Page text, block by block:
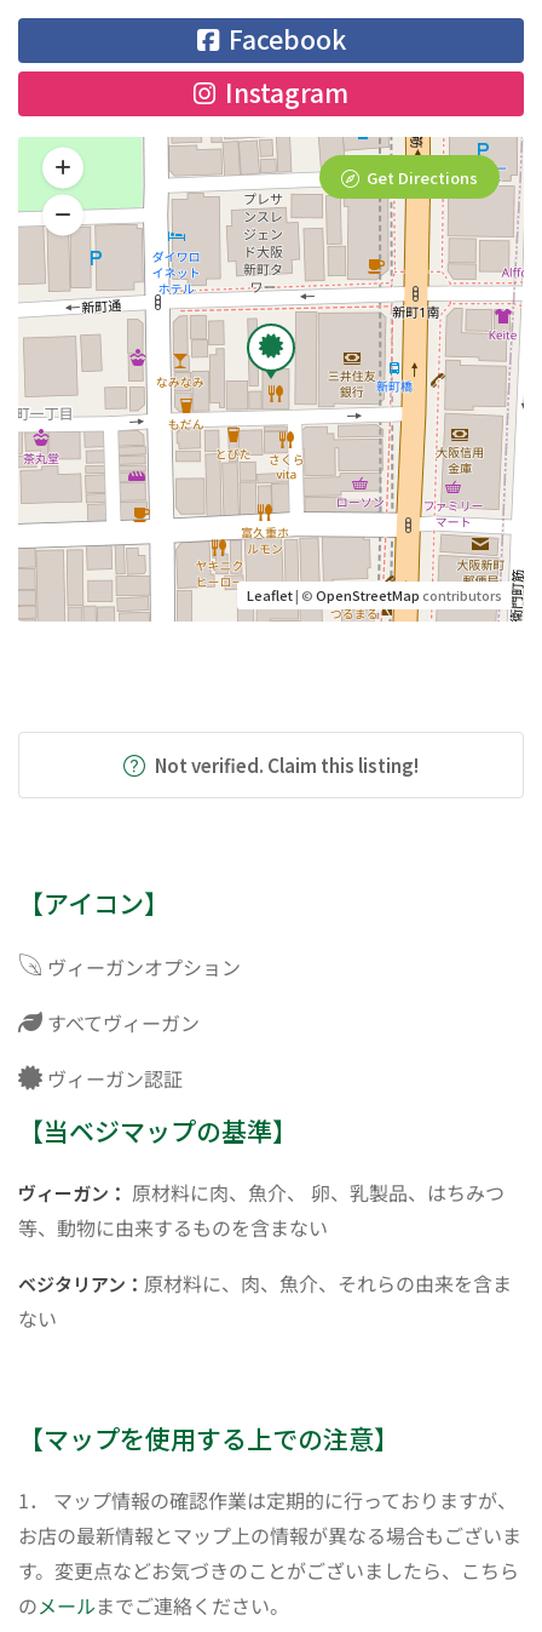
Facebook
Instagram
Leaflet| ©OpenStreetMapcontributors
Get Directions
Not verified. Claim this listing!
【アイコン】
ヴィーガンオプション
すべてヴィーガン
ヴィーガン認証
【当ベジマップの基準】
ヴィーガン： 原材料に肉、魚介、 卵、乳製品、はちみつ
等、動物に由来するものを含まない
ベジタリアン： 原材料に、肉、魚介、それらの由来を含ま
ない
【マップを使用する上での注意】
1． マップ情報の確認作業は定期的に行っておりますが、
お店の最新情報とマップ上の情報が異なる場合もございま
す。変更点などお気づきのことがございましたら、こちら
のメールまでご連絡ください。